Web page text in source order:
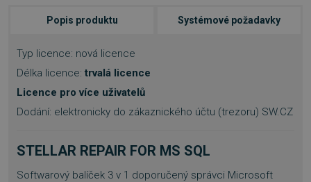
Popis produktu Systémové požadavky
Typ licence: nová licence
Délka licence: trvalá licence
Licence pro více uživatelů
Dodání: elektronicky do zákaznického účtu (trezoru) SW.CZ
STELLAR REPAIR FOR MS SQL
Softwarový balíček 3 v 1 doporučený správci Microsoft